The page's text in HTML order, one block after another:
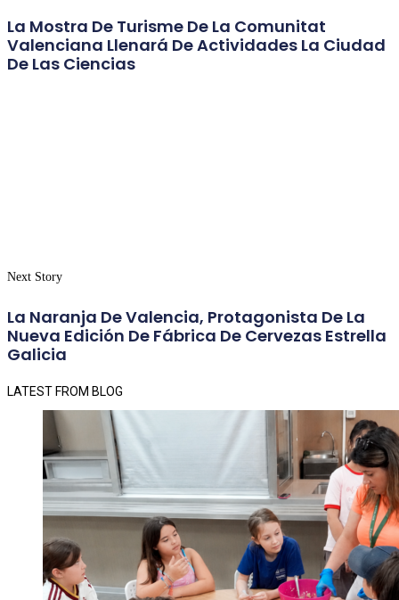
La Mostra De Turisme De La Comunitat
Valenciana Llenará De Actividades La Ciudad
De Las Ciencias
Next Story
La Naranja De Valencia, Protagonista De La
Nueva Edición De Fábrica De Cervezas Estrella
Galicia
LATEST FROM BLOG